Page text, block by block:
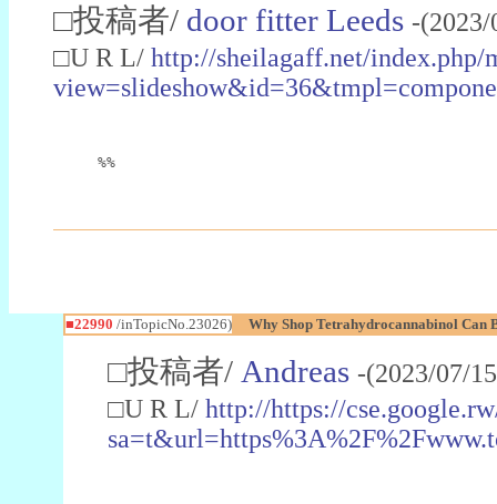
□投稿者/ door fitter Leeds -
□U R L/ http://sheilagaff.net/index.php/
%%
■22990 /inTopicNo.23026) Why Shop Tetrahydrocannabinol Can
□投稿者/ Andreas -(2023/07/
□U R L/ http://https://